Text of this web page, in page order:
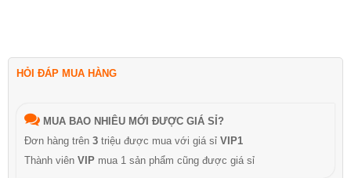
HỎI ĐÁP MUA HÀNG
MUA BAO NHIÊU MỚI ĐƯỢC GIÁ SỈ?
Đơn hàng trên 3 triệu được mua với giá sỉ VIP1
Thành viên VIP mua 1 sản phẩm cũng được giá sỉ